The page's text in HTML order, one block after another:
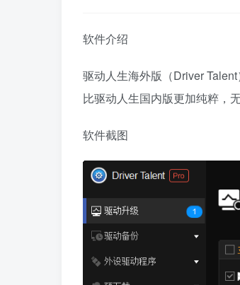
软件介绍
驱动人生海外版（Driver
比驱动人生国内版更加纯粹，
软件截图